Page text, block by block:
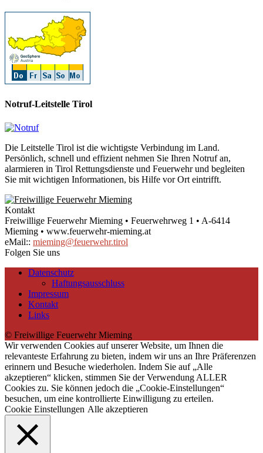
Notruf-Leitstelle Tirol
Die Leitstelle Tirol ist die wichtigste Verbindung im Land.
Persönlich, schnell und effizient nehmen Sie Ihren Notruf an,
alarmieren in Tirol Rettungsdienste und Feuerwehr und begleiten
Sie mit wichtigen Informationen, bis Hilfe vor Ort eintrifft.
Kontakt
Freiwillige Feuerwehr Mieming • Feuerwehrweg 1 • A-6414
Mieming • www.feuerwehr-mieming.at
eMail:: mieming@feuerwehr.tirol
Folgen Sie uns
Datenschutz
Haftungsausschluss
Impressum
Kontakt
Links
© Freiwillige Feuerwehr Mieming
Wir verwenden Cookies auf unserer Website, um Ihnen die
relevanteste Erfahrung zu bieten, indem wir uns an Ihre Präferenzen
erinnern und Besuche wiederholen. Indem Sie auf „Alle
akzeptieren“ klicken, stimmen Sie der Verwendung ALLER
Cookies zu. Sie können jedoch die „Cookie-Einstellungen“
besuchen, um eine kontrollierte Einwilligung zu erteilen.
Cookie Einstellungen Alle akzeptieren